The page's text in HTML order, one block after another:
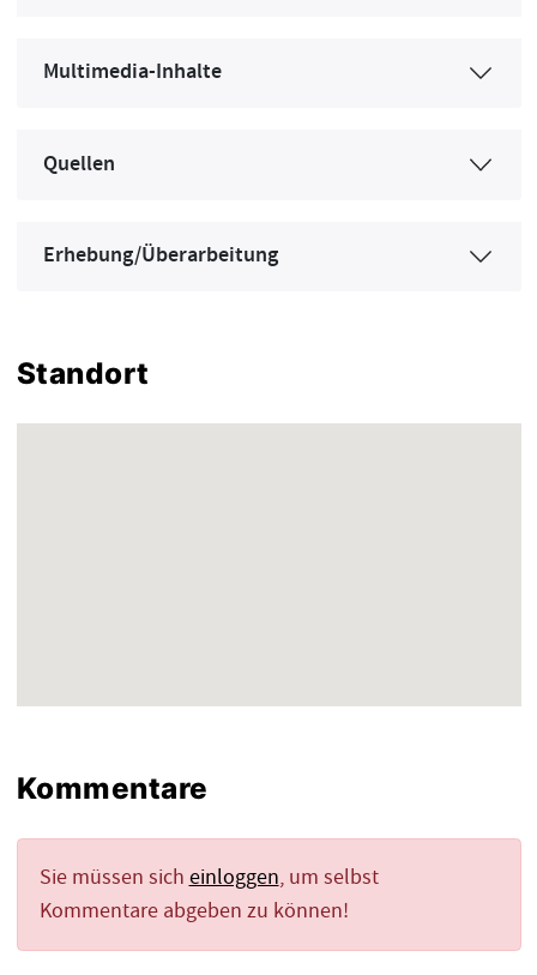
Multimedia-Inhalte
Quellen
Erhebung/Überarbeitung
Standort
Kommentare
Sie müssen sich einloggen, um selbst
Kommentare abgeben zu können!